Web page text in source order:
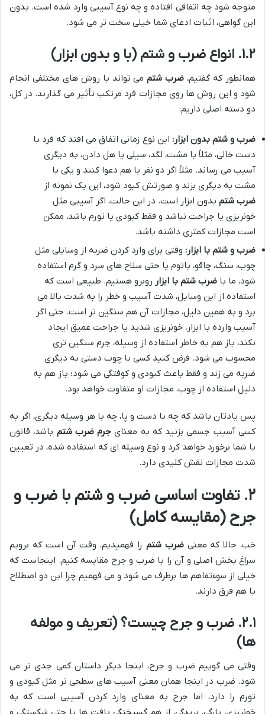
متوجه شود چه اتفاقی افتاده و چه نوع آسیبی وارد شده است. بدون
این گواهی، اثبات ادعای شما خیلی سخت تر می شود.
۱.۲. انواع ضرب و شتم (با و بدون ابزار)
همانطور که گفتیم، ضرب شتممی تواند با روش های مختلفی انجام
شود و این روش ها روی مجازات فرد مرتکب تأثیر می گذارند. در کل،
دو دسته اصلی داریم:
ضرب و شتم بدون ابزار: این نوع زمانی اتفاق می افتد که فرد با
دست خالی، مثلاً با مشت، لگد، سیلی یا هل دادن، به دیگری
آسیب می رساند. مثلاً اگر دو نفر با هم دعوا کنند و یکی با
مشت به دیگری بزند و صورتش کبود شود، این یک نمونه از
ضرب شتم بدون ابزار است. در این حالت، اگر آسیبی مثل
خونریزی یا جراحت نباشد و فقط کبودی یا تورم باشد، ممکن
است مجازات کمتری داشته باشد.
ضرب و شتم با ابزار: وقتی برای وارد کردن ضربه از وسایلی مثل
چوب، سنگ، چاقو، باتوم یا حتی سلاح های سرد و گرم استفاده
شود، ما با ضرب شتم با ابزار روبرو هستیم. طبیعی است که
استفاده از این وسایل، شدت آسیب و خطر را به شدت بالا می
برد و به همین دلیل، مجازات آن هم سنگین تر است. حتی اگر
آسیب وارده با ابزار، خونریزی شدید یا جراحت عمیق ایجاد
نکند، باز هم به خاطر استفاده از وسیله، جرم سنگین تری
محسوب می شود. فرض کنید کسی با چوب دستی به دیگری
ضربه می زند و فقط باعث کبودی و کوفتگی می شود؛ باز هم به
دلیل استفاده از چوب، مجازات او متفاوت خواهد بود.
پس یادتان باشد که چه با دست و پا، چه با هر وسیله دیگری، اگر به
کسی آسیب جسمی بزنید که به معنای جرم ضرب شتم باشد، قانون
با شما برخورد خواهد کرد و نوع وسیله ای که استفاده شده، در تعیین
شدت مجازات نقش کلیدی دارد.
۲. تفاوت اساسی ضرب و شتم با ضرب و
جرح (مقایسه کامل)
خب، حالا که معنیضرب شتم را فهمیدیم، وقت آن است که برویم
سراغ بخش اصلی و آن را با ضرب و جرح مقایسه کنیم. اینجاست که
خیلی از سوءتفاهم ها برطرف می شود و می فهمیم چرا این دو اصطلاح
با هم فرق دارند.
۲.۱. ضرب و جرح چیست؟ (تعریف و مولفه
ها)
وقتی می گوییم ضرب و جرح، اینجا دیگر داستان کمی جدی تر می
شود. ضرب در اینجا همان معنی آسیب های سطحی تر مثل کبودی و
تورم را دارد، اما جرح به معنای وارد کردن آسیبی است که به